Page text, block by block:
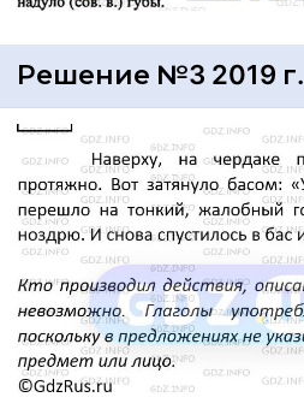
Решение №3 2019 г.